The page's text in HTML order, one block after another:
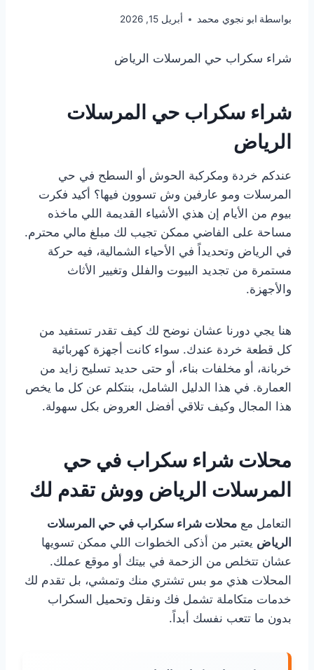
بواسطة ابو نجوي محمد أبريل 15, 2026
شراء سكراب حي المرسلات الرياض
شراء سكراب حي المرسلات
الرياض
عندكم خردة ومكركبة الحوش أو السطح في حي
المرسلات ومو عارفين وش تسوون فيها؟ أكيد فكرت
بيوم من الأيام إن هذي الأشياء القديمة اللي ماخذه
مساحة على الفاضي ممكن تجيب لك مبلغ مالي محترم.
في الرياض وتحديداً في الأحياء الشمالية، فيه حركة
مستمرة من تجديد البيوت والفلل وتغيير الأثاث
والأجهزة.
هنا يجي دورنا عشان نوضح لك كيف تقدر تستفيد من
كل قطعة خردة عندك. سواء كانت أجهزة كهربائية
خربانة، أو مخلفات بناء، أو حتى حديد تسليح زايد من
العمارة. في هذا الدليل الشامل، بنتكلم عن كل ما يخص
هذا المجال وكيف تلاقي أفضل العروض بكل سهولة.
محلات شراء سكراب في حي
المرسلات الرياض ووش تقدم لك
التعامل مع محلات شراء سكراب في حي المرسلات
الرياض يعتبر من أذكى الخطوات اللي ممكن تسويها
عشان تتخلص من الزحمة في بيتك أو موقع عملك.
المحلات هذي مو بس تشتري منك وتمشي، بل تقدم لك
خدمات متكاملة تشمل فك ونقل وتحميل السكراب
بدون ما تتعب نفسك أبداً.